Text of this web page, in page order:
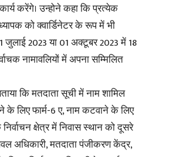
करेंगे। उन्होने कहा कि प्रत्येक
को क्वार्डिनेटर के रूप में भी
जुलाई 2023 या 01 अक्टूबर 2023 में 18
नामावलियों में अपना सम्मिलित
कि मतदाता सूची में नाम शामिल
के लिए फार्म-6 ए, नाम कटवाने के लिए
क्षेत्र में निवास स्थान को दूसरे
अधिकारी, मतदाता पंजीकरण केंद्र,